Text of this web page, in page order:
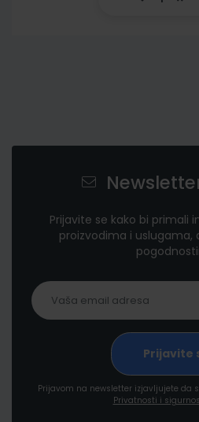
Prijavite se kako bi primali
proizvodima i uslugama,
Prijavom na newsletter izjavljujete da
Privatnosti i